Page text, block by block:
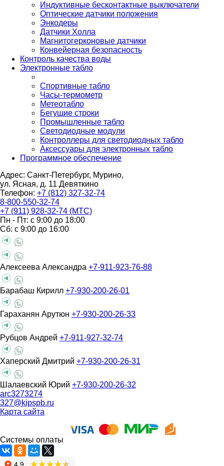
Индуктивные бесконтактные выключатели
Оптические датчики положения
Энкодеры
Датчики Холла
Магнитогерконовые датчики
Конвейерная безопасность
Контроль качества воды
Электронные табло
Спортивные табло
Часы-термометр
Метеотабло
Бегущие строки
Промышленные табло
Светодиодные модули
Контроллеры для светодиодных табло
Аксессуары для электронных табло
Программное обеспечение
Адрес: Санкт-Петербург, Мурино,
ул. Ясная, д. 11 Девяткино
Телефон: +7 (812) 327-32-74
8-800-550-32-74
+7 (911) 928-32-74 (МТС)
Пн - Пт: с 9:00 до 18:00
Сб: с 9:00 до 16:00
Алексеева Александра +7-911-923-76-88
Барабаш Кирилл +7-930-200-26-01
Гараханян Арутюн +7-930-200-26-33
Рубцов Андрей +7-911-927-32-74
Хаперский Дмитрий +7-930-200-26-31
Шалаевский Юрий +7-930-200-26-32
arc3273274
327@kipspb.ru
Карта сайта
Системы оплаты